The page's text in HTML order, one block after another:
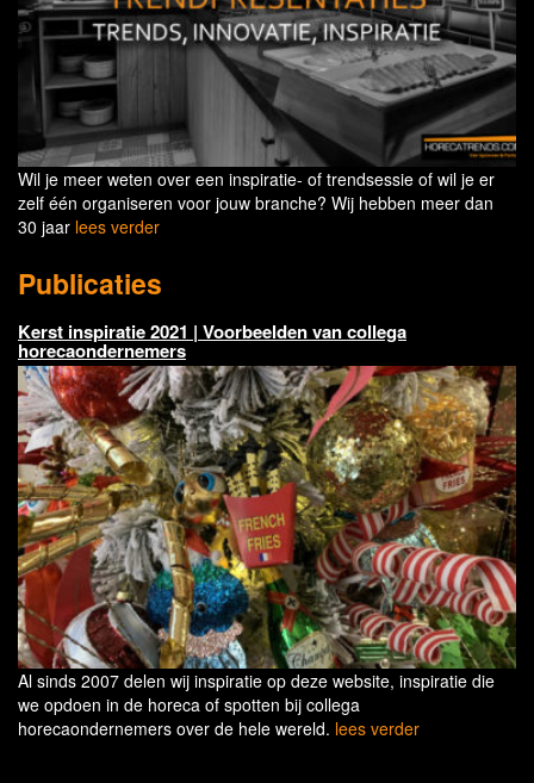
Wil je meer weten over een inspiratie- of trendsessie of wil je er
zelf één organiseren voor jouw branche? Wij hebben meer dan
30 jaar lees verder
Publicaties
Kerst inspiratie 2021 | Voorbeelden van collega
horecaondernemers
Al sinds 2007 delen wij inspiratie op deze website, inspiratie die
we opdoen in de horeca of spotten bij collega
horecaondernemers over de hele wereld. lees verder